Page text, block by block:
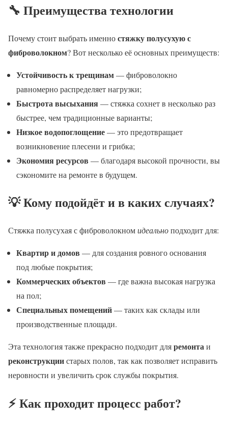
🔧 Преимущества технологии
Почему стоит выбрать именностяжку полусухую с
фиброволокном? Вот несколько её основных преимуществ:
Устойчивость к трещинам— фиброволокно
равномерно распределяет нагрузки;
Быстрота высыхания— стяжка сохнет в несколько раз
быстрее, чем традиционные варианты;
Низкое водопоглощение— это предотвращает
возникновение плесени и грибка;
Экономия ресурсов — благодаря высокой прочности, вы
сэкономите на ремонте в будущем.
💡 Кому подойдёт и в каких случаях?
Стяжка полусухая с фиброволокномидеальноподходит для:
Квартир и домов — для создания ровного основания
под любые покрытия;
Коммерческих объектов — где важна высокая нагрузка
на пол;
Специальных помещений— таких как склады или
производственные площади.
Эта технология также прекрасно подходит дляремонтаи
реконструкциистарых полов, так как позволяет исправить
неровности и увеличить срок службы покрытия.
⚡ Как проходит процесс работ?